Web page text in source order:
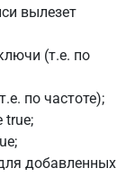
вылезет
(т.е. по
по частоте);
true;
добавленных